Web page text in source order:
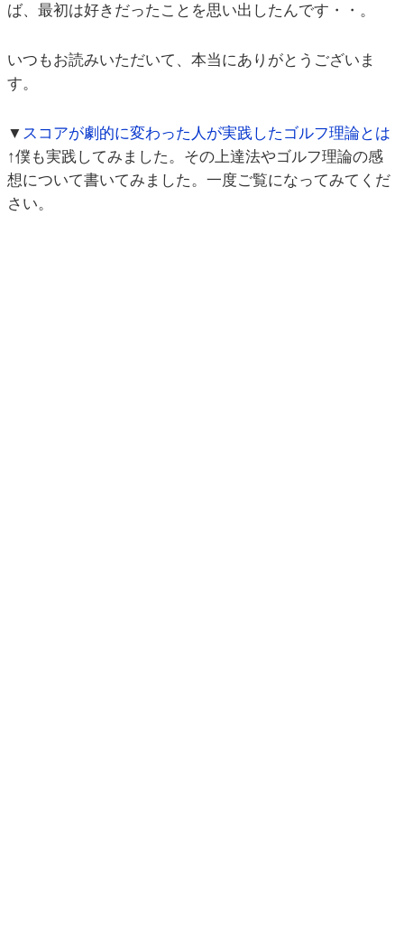
ば、最初は好きだったことを思い出したんです・・。
いつもお読みいただいて、本当にありがとうございま
す。
▼ スコアが劇的に変わった人が実践したゴルフ理論とは
↑僕も実践してみました。その上達法やゴルフ理論の感
想について書いてみました。一度ご覧になってみてくだ
さい。